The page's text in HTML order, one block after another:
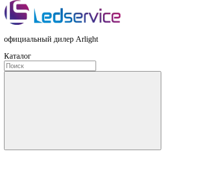
официальный дилер Arlight
Каталог